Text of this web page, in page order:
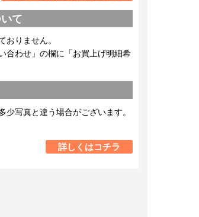
て
おりません。
合わせ」の欄に「お買上げ明細希
写真と違う場合がございます。
詳しくはコチラ